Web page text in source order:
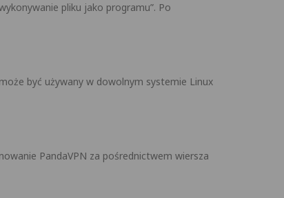
pliku jako programu”. Po
być używany w dowolnym systemie Linux
PandaVPN za pośrednictwem wiersza